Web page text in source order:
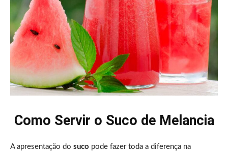
Como Servir o Suco de Melancia
A apresentação do suco pode fazer toda a diferença na